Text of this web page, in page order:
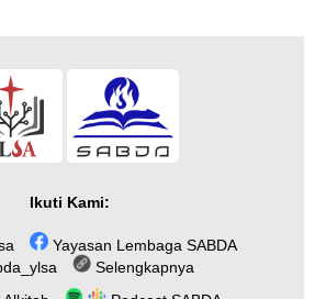
Ikuti Kami:
Yayasan Lembaga SABDA
Selengkapnya